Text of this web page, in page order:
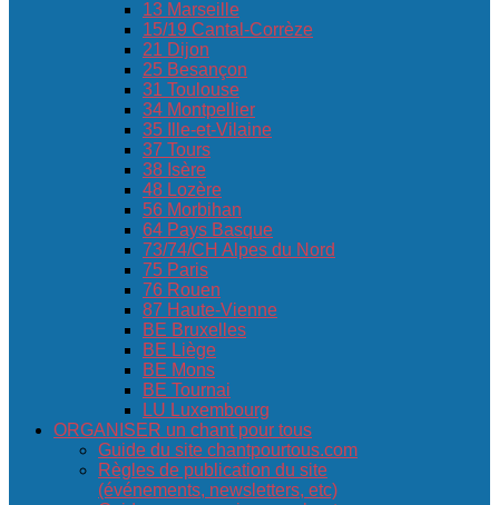
13 Marseille
15/19 Cantal-Corrèze
21 Dijon
25 Besançon
31 Toulouse
34 Montpellier
35 Ille-et-Vilaine
37 Tours
38 Isère
48 Lozère
56 Morbihan
64 Pays Basque
73/74/CH Alpes du Nord
75 Paris
76 Rouen
87 Haute-Vienne
BE Bruxelles
BE Liège
BE Mons
BE Tournai
LU Luxembourg
ORGANISER un chant pour tous
Guide du site chantpourtous.com
Règles de publication du site
(événements, newsletters, etc)